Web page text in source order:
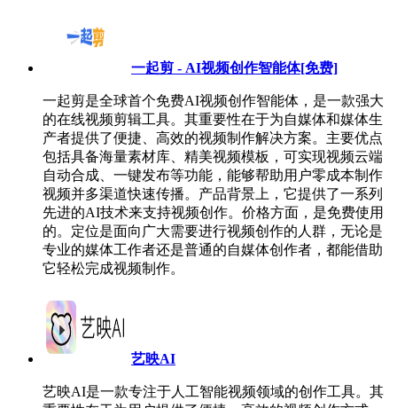
一起剪 - AI视频创作智能体[免费]
一起剪是全球首个免费AI视频创作智能体，是一款强大
的在线视频剪辑工具。其重要性在于为自媒体和媒体生
产者提供了便捷、高效的视频制作解决方案。主要优点
包括具备海量素材库、精美视频模板，可实现视频云端
自动合成、一键发布等功能，能够帮助用户零成本制作
视频并多渠道快速传播。产品背景上，它提供了一系列
先进的AI技术来支持视频创作。价格方面，是免费使用
的。定位是面向广大需要进行视频创作的人群，无论是
专业的媒体工作者还是普通的自媒体创作者，都能借助
它轻松完成视频制作。
艺映AI
艺映AI是一款专注于人工智能视频领域的创作工具。其